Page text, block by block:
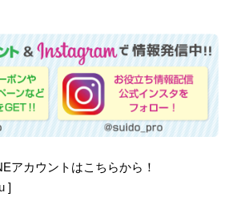
アカウントはこちらから！
]